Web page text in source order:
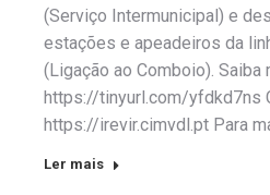
(Serviço Intermunicipal) e
estações e apeadeiros da
(Ligação ao Comboio). Saiba
https://tinyurl.com/yfdkd7ns
https://irevir.cimvdl.pt Para
Ler mais